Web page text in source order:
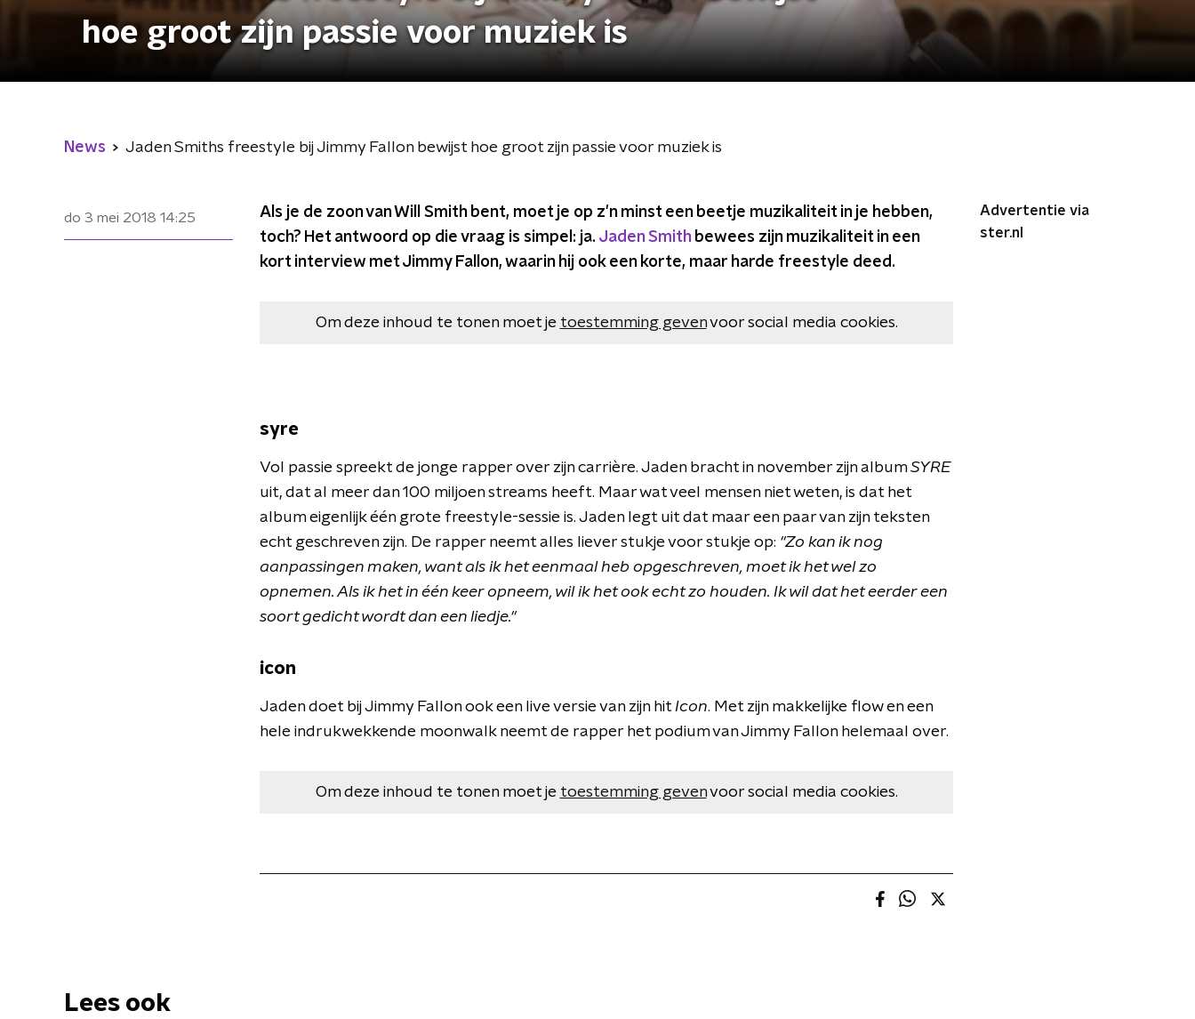
hoe groot zijn passie voor muziek is
News Jaden Smiths freestyle bij Jimmy Fallon bewijst hoe groot zijn passie voor muziek is
do 3 mei 2018 14:25
Als je de zoon van Will Smith bent, moet je op z'n minst een beetje muzikaliteit in je hebben,
toch? Het antwoord op die vraag is simpel: ja. Jaden Smithbewees zijn muzikaliteit in een
kort interview met Jimmy Fallon, waarin hij ook een korte, maar harde freestyle deed.
Om deze inhoud te tonen moet je toestemming gevenvoor social media cookies.
syre
Vol passie spreekt de jonge rapper over zijn carrière. Jaden bracht in november zijn albumSYRE
uit, dat al meer dan 100 miljoen streams heeft. Maar wat veel mensen niet weten, is dat het
album eigenlijk één grote freestyle-sessie is. Jaden legt uit dat maar een paar van zijn teksten
echt geschreven zijn. De rapper neemt alles liever stukje voor stukje op: "Zo kan ik nog
aanpassingen maken, want als ik het eenmaal heb opgeschreven, moet ik het wel zo
opnemen. Als ik het in één keer opneem, wil ik het ook echt zo houden. Ik wil dat het eerder een
soort gedicht wordt dan een liedje."
icon
Jaden doet bij Jimmy Fallon ook een live versie van zijn hit Icon. Met zijn makkelijke flow en een
hele indrukwekkende moonwalk neemt de rapper het podium van Jimmy Fallon helemaal over.
Om deze inhoud te tonen moet je toestemming gevenvoor social media cookies.
Advertentie via
ster.nl
Lees ook